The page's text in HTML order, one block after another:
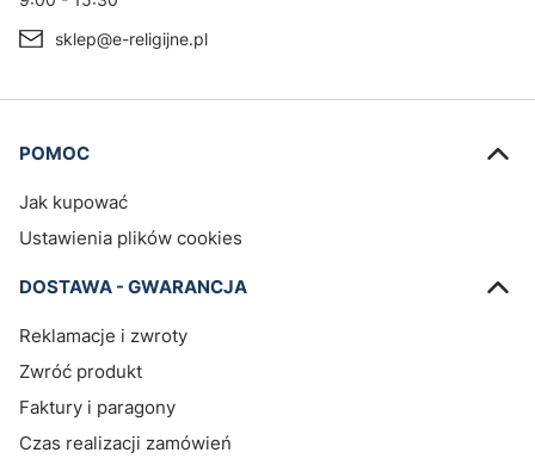
sklep@e-religijne.pl
Linki w stopce
POMOC
Jak kupować
Ustawienia plików cookies
DOSTAWA - GWARANCJA
Reklamacje i zwroty
Zwróć produkt
Faktury i paragony
Czas realizacji zamówień